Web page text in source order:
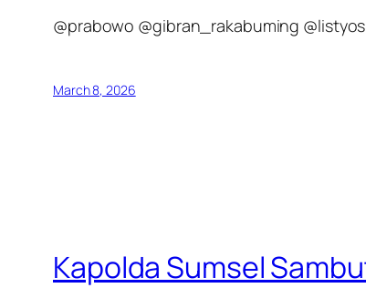
@prabowo @gibran_rakabuming
March 8, 2026
Kapolda Sumsel